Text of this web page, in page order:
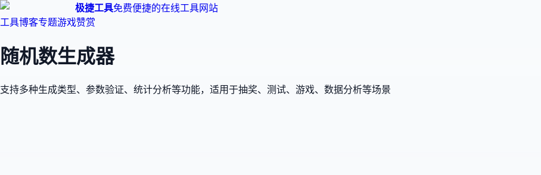
极捷工具免费便捷的在线工具网站
工具博客专题游戏赞赏
随机数生成器
支持多种生成类型、参数验证、统计分析等功能，适用于抽奖、测试、游戏、数据分析等场景